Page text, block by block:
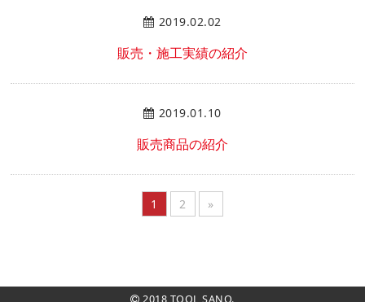
2019.02.02
販売・施工実績の紹介
2019.01.10
販売商品の紹介
1 2 »
2018 TOOL SANO.